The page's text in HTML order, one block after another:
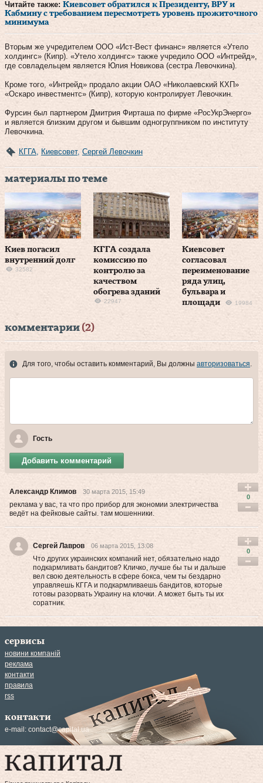
Читайте также: Киевсовет обратился к Президенту, ВРУ и
Кабмину с требованием пересмотреть уровень прожиточного
минимума
Вторым же учредителем ООО «Ист-Вест финанс» является «Утело
холдингс» (Кипр). «Утело холдингс» также учредило ООО «Интрейд»,
где совладельцем является Юлия Новикова (сестра Левочкина).
Кроме того, «Интрейд» продало акции ОАО «Николаевский КХП»
«Оскаро инвестментс» (Кипр), которую контролирует Левочкин.
Фурсин был партнером Дмитрия Фирташа по фирме «РосУкрЭнерго»
и является близким другом и бывшим одногруппником по институту
Левочкина.
КГГА, Киевсовет, Сергей Левочкин
материалы по теме
Киев погасил
внутренний долг
32582
КГГА создала
комиссию по
контролю за
качеством
обогрева зданий
22947
Киевсовет
согласовал
переименование
ряда улиц,
бульвара и
площади
19984
комментарии (2)
Для того, чтобы оставить комментарий, Вы должны авторизоваться
Гость
Добавить комментарий
Александр Климов 30 марта 2015, 15:49
реклама у вас, та что про прибор для экономии электричества
ведёт на фейковые сайты. там мошенники.
0
Сергей Лавров 06 марта 2015, 13:08
Что других украинских компаний нет, обязательно надо
подкармливать бандитов? Кличко, лучше бы ты и дальше
вел свою деятельность в сфере бокса, чем ты бездарно
управляешь КГГА и подкармливаешь бандитов, которые
готовы разорвать Украину на клочки. А может быть ты их
соратник.
0
сервисы
новини компаній
реклама
контакти
правила
rss
контакти
e-mail: contact@capital.ua